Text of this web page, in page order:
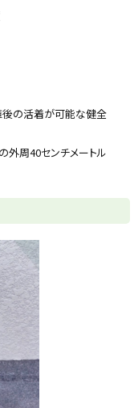
後の活着が可能な健全
外周40センチメートル